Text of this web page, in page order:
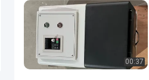
00:37